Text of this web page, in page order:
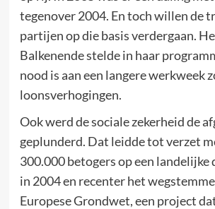
tegenover 2004. En toch willen de
partijen op die basis verdergaan.
Balkenende stelde in haar
nood is aan een langere werkweek
loonsverhogingen.
Ook werd de sociale zekerheid de
geplunderd. Dat leidde tot verzet
300.000 betogers op een
in 2004 en recenter het
Europese Grondwet, een project